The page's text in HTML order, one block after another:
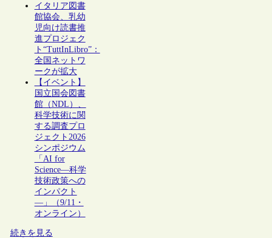
イタリア図書
館協会、乳幼
児向け読書推
進プロジェク
ト“TuttInLibro”：
全国ネットワ
ークが拡大
【イベント】
国立国会図書
館（NDL）、
科学技術に関
する調査プロ
ジェクト2026
シンポジウム
「AI for
Science―科学
技術政策への
インパクト
―」（9/11・
オンライン）
続きを見る